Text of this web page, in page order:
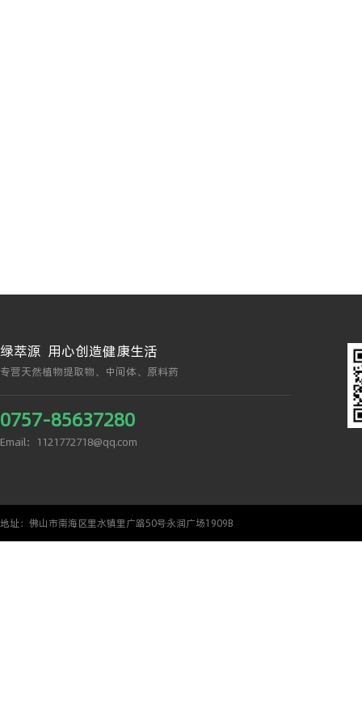
绿萃源 用心创造健康生活
专营天然植物提取物、中间体、原料药
0757-85637280
Email：1121772718@qq.com
地址：佛山市南海区里水镇里广路50号永润广场1909B